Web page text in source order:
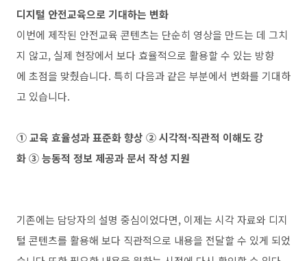
디지털 안전교육으로 기대하는 변화
이번에 제작된 안전교육 콘텐츠는 단순히 영상을 만드는 데 그치
지 않고, 실제 현장에서 보다 효율적으로 활용할 수 있는 방향
에 초점을 맞췄습니다. 특히 다음과 같은 부분에서 변화를 기대하
고 있습니다.
① 교육 효율성과 표준화 향상 ② 시각적·직관적 이해도 강
화 ③ 능동적 정보 제공과 문서 작성 지원
기존에는 담당자의 설명 중심이었다면, 이제는 시각 자료와 디지
털 콘텐츠를 활용해 보다 직관적으로 내용을 전달할 수 있게 되었